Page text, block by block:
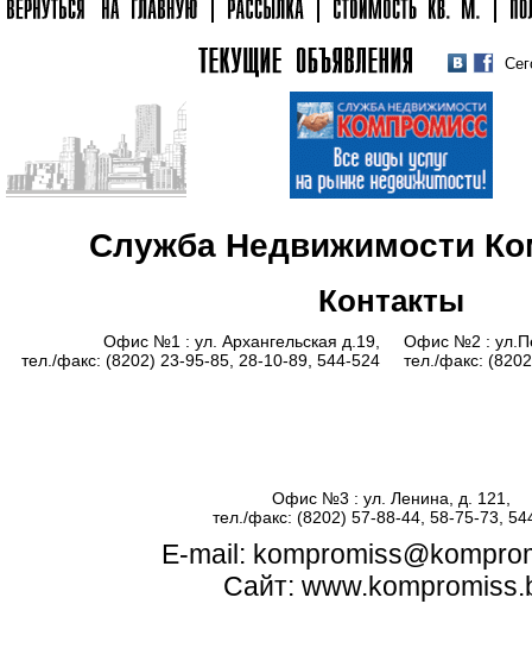
Служба Недвижимости
Контакты
Офис №1 : ул. Архангельская д.19,
тел./факс: (8202) 23-95-85, 28-10-89, 544-524
Офис №2 :
тел./факс:
Офис №3 : ул. Ленина, д. 121,
тел./факс: (8202) 57-88-44, 58-75-73,
E-mail:
Сайт: